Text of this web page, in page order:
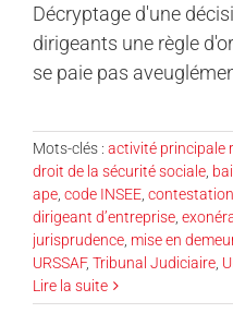
Décryptage d'une
dirigeants une règle
se paie pas
Mots-clés : activité principale
droit de la sécurité sociale
ape code INSEE
dirigeant d’entreprise
jurisprudence mise en
URSSAF, Tribunal Judiciaire
Lire la suite